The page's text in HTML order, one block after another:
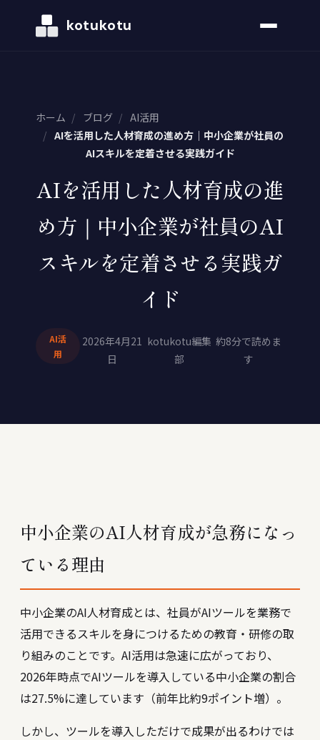
kotukotu
ホーム / ブログ / AI活用
/ AIを活用した人材育成の進め方｜中小企業が社員の
AIスキルを定着させる実践ガイド
AIを活用した人材育成の進
め方｜中小企業が社員のAI
スキルを定着させる実践ガ
イド
AI活
用
2026年4月21
日
kotukotu編集
部
約8分で読めま
す
中小企業のAI人材育成が急務になっ
ている理由
中小企業のAI人材育成とは、社員がAIツールを業務で
活用できるスキルを身につけるための教育・研修の取
り組みのことです。AI活用は急速に広がっており、
2026年時点でAIツールを導入している中小企業の割合
は27.5%に達しています（前年比約9ポイント増）。
しかし、ツールを導入しただけで成果が出るわけでは